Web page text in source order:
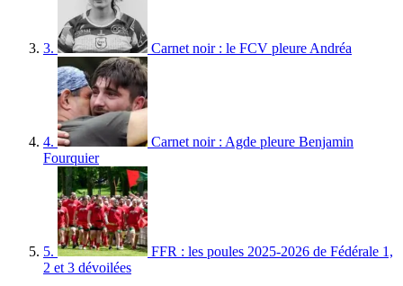
3. Carnet noir : le FCV pleure Andréa
4.
Carnet noir : Agde pleure Benjamin
Fourquier
5.
FFR : les poules 2025-2026 de Fédérale 1,
2 et 3 dévoilées